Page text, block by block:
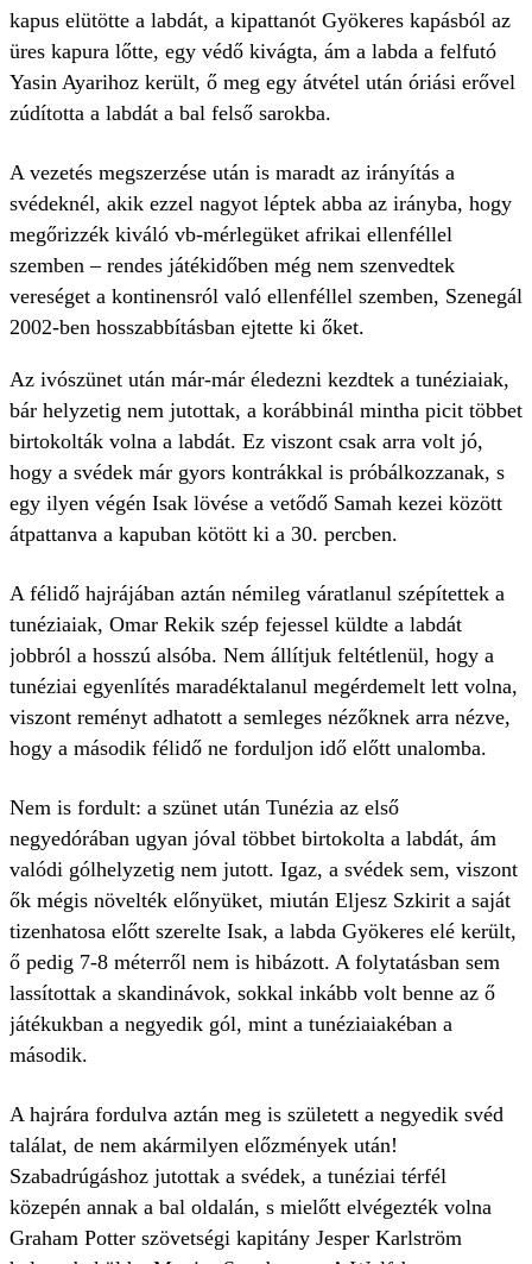
kapus elütötte a labdát, a kipattanót Gyökeres kapásból az
üres kapura lőtte, egy védő kivágta, ám a labda a felfutó
Yasin Ayarihoz került, ő meg egy átvétel után óriási erővel
zúdította a labdát a bal felső sarokba.
A vezetés megszerzése után is maradt az irányítás a
svédeknél, akik ezzel nagyot léptek abba az irányba, hogy
megőrizzék kiváló vb-mérlegüket afrikai ellenféllel
szemben – rendes játékidőben még nem szenvedtek
vereséget a kontinensról való ellenféllel szemben, Szenegál
2002-ben hosszabbításban ejtette ki őket.
Az ivószünet után már-már éledezni kezdtek a tunéziaiak,
bár helyzetig nem jutottak, a korábbinál mintha picit többet
birtokolták volna a labdát. Ez viszont csak arra volt jó,
hogy a svédek már gyors kontrákkal is próbálkozzanak, s
egy ilyen végén Isak lövése a vetődő Samah kezei között
átpattanva a kapuban kötött ki a 30. percben.
A félidő hajrájában aztán némileg váratlanul szépítettek a
tunéziaiak, Omar Rekik szép fejessel küldte a labdát
jobbról a hosszú alsóba. Nem állítjuk feltétlenül, hogy a
tunéziai egyenlítés maradéktalanul megérdemelt lett volna,
viszont reményt adhatott a semleges nézőknek arra nézve,
hogy a második félidő ne forduljon idő előtt unalomba.
Nem is fordult: a szünet után Tunézia az első
negyedórában ugyan jóval többet birtokolta a labdát, ám
valódi gólhelyzetig nem jutott. Igaz, a svédek sem, viszont
ők mégis növelték előnyüket, miután Eljesz Szkirit a saját
tizenhatosa előtt szerelte Isak, a labda Gyökeres elé került,
ő pedig 7-8 méterről nem is hibázott. A folytatásban sem
lassítottak a skandinávok, sokkal inkább volt benne az ő
játékukban a negyedik gól, mint a tunéziaiakéban a
második.
A hajrára fordulva aztán meg is született a negyedik svéd
találat, de nem akármilyen előzmények után!
Szabadrúgáshoz jutottak a svédek, a tunéziai térfél
közepén annak a bal oldalán, s mielőtt elvégezték volna
Graham Potter szövetségi kapitány Jesper Karlström